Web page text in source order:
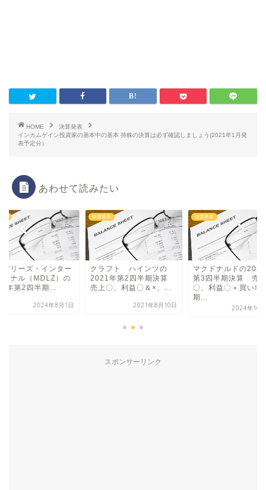
HOME
決算発表
インカムゲイン投資家の基本中の基本 持株の決算は必ず確認しましょう(2021年1月発
表予定分）
あわせて読みたい
デリーズ・インター
ョナル（MDLZ）の
年第2四半期...
2024年8月1日
決算発表
クラフト ハインツの
2021年第2四半期決算
売上〇、利益〇＆×、...
2021年8月10日
決算発表
マクドナルドの
第3四半期決算 売
〇、利益〇＋買い増
期...
2024年10
スポンサーリンク